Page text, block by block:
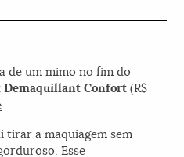
de um mimo no fim do
Demaquillant Confort(R$
.
tirar a maquiagem sem
Esse